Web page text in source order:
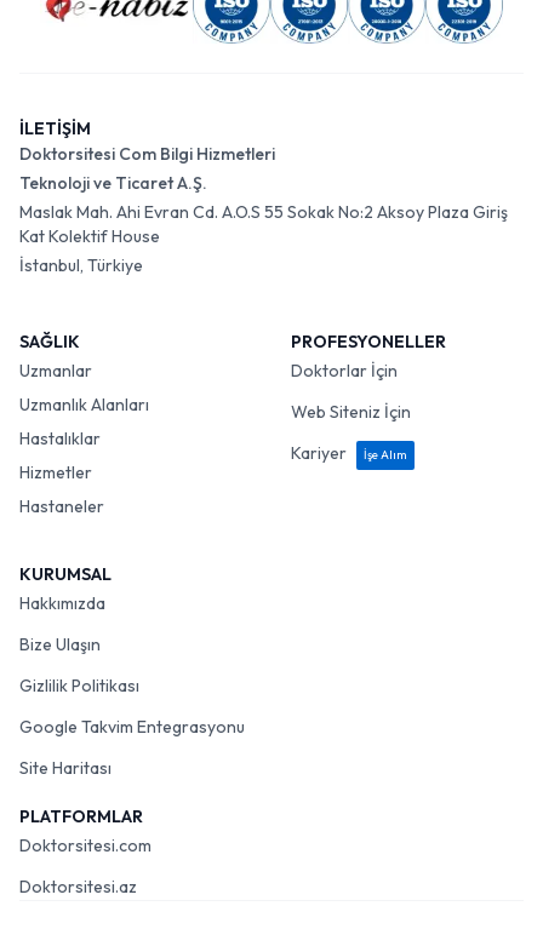
İLETİŞİM
Doktorsitesi Com Bilgi Hizmetleri
Teknoloji ve Ticaret A.Ş.
Maslak Mah. Ahi Evran Cd. A.O.S 55 Sokak No:2 Aksoy Plaza Giriş
Kat Kolektif House
İstanbul, Türkiye
SAĞLIK
Uzmanlar
Uzmanlık Alanları
Hastalıklar
Hizmetler
Hastaneler
PROFESYONELLER
Doktorlar İçin
Web Siteniz İçin
Kariyer
İşe Alım
KURUMSAL
Hakkımızda
Bize Ulaşın
Gizlilik Politikası
Google Takvim Entegrasyonu
Site Haritası
PLATFORMLAR
Doktorsitesi.com
Doktorsitesi.az